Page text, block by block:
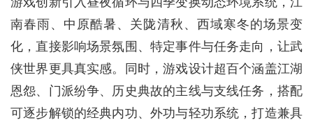
南春雨、中原酷暑、关陇清秋、西域寒冬的场景变
化，直接影响场景氛围、特定事件与任务走向，让武
侠世界更具真实感。同时，游戏设计超百个涵盖江湖
恩怨、门派纷争、历史典故的主线与支线任务，搭配
可逐步解锁的经典内功、外功与轻功系统，打造兼具